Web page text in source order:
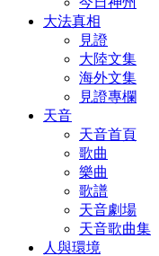
大法真相
見證
大陸文集
海外文集
見證專欄
天音
天音首頁
歌曲
樂曲
歌譜
天音劇場
天音歌曲集
人與環境